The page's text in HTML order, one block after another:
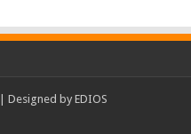
| Designed by EDIOS